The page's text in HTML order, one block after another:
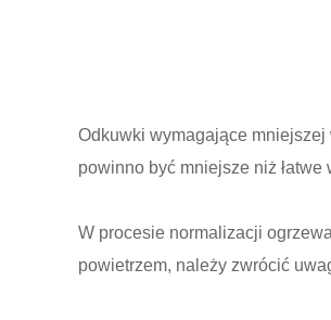
Odkuwki wymagające
powinno być mniejsze niż łatwe
W procesie normalizacji
powietrzem, należy zwrócić